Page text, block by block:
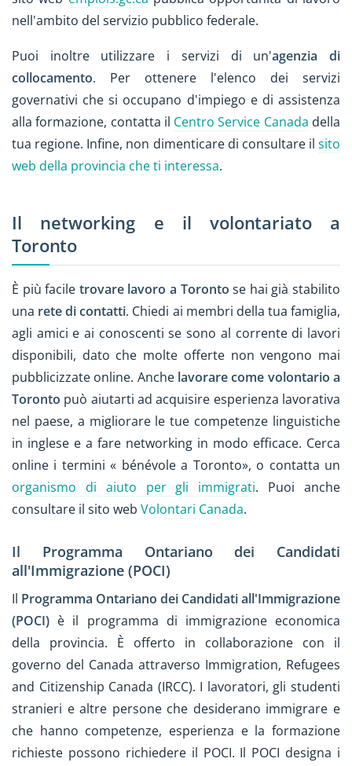
nell'ambito del servizio pubblico federale.
Puoi inoltre utilizzare i servizi di un'agenzia di
collocamento. Per ottenere l'elenco dei servizi
governativi che si occupano d'impiego e di assistenza
alla formazione, contatta il Centro Service Canada della
tua regione. Infine, non dimenticare di consultare il sito
web della provincia che ti interessa.
Il networking e il volontariato a
Toronto
È più facile trovare lavoro a Toronto se hai già stabilito
una rete di contatti. Chiedi ai membri della tua famiglia,
agli amici e ai conoscenti se sono al corrente di lavori
disponibili, dato che molte offerte non vengono mai
pubblicizzate online. Anchelavorare come volontario a
Toronto può aiutarti ad acquisire esperienza lavorativa
nel paese, a migliorare le tue competenze linguistiche
in inglese e a fare networking in modo efficace. Cerca
online i termini « bénévole a Toronto», o contatta un
organismo di aiuto per gli immigrati. Puoi anche
consultare il sito web Volontari Canada.
Il Programma Ontariano dei Candidati
all'Immigrazione (POCI)
Il Programma Ontariano dei Candidati all'Immigrazione
(POCI) è il programma di immigrazione economica
della provincia. È offerto in collaborazione con il
governo del Canada attraverso Immigration, Refugees
and Citizenship Canada (IRCC). I lavoratori, gli studenti
stranieri e altre persone che desiderano immigrare e
che hanno competenze, esperienza e la formazione
richieste possono richiedere il POCI. Il POCI designa i